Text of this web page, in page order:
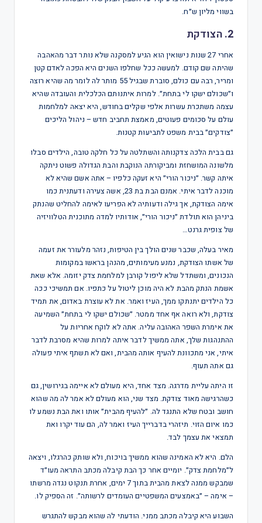
בשווי מליון ש״ח.
2. הצודקת
אחרי 27 שנות נישואין הוא הגיע למסקנה שלא נותר דבר מהאהבה
שהיתה שם קודם. למעשה ככל שחלפו השנים היא הפכה לאדם קטן
ומריר, רבה עם כולם, סוברת שבגיל 55 מותר לה לומר מה שהיא רוצה
ו״שכולם ישקו לי בתחת״. למרות איתנותם הכלכלית והעובדה שהיא
עצמה משתכרת עשרות אלפי שקלים בחודש, היא יצאה למלחמות
עולם על סכומים פעוטים, מאמצת תחביב חדש – ניהול הליכים
״צודקים״ בבית משפט לתביעות קטנות.
גם בבית הלכה צדקנותה והשתלטה על כל חלקה טובה, הילדים סבלו
מלשונה המושחזת ומביקורתה הנוקבת והבת הגדולה פשוט ניתקה
איתה קשר. ״ניכור הורי״ היא זעקה כלפיו – אתה אשם שהיא לא
מוכנה לדבר איתי. אמנם הבת בת 23, אשה צעירה ודעתנית כמו
אימה הצודקת, אך גילה ודעותיה לא הפריעו לאימה להחליט שהנתק
ביניהן הוא תולדת ״ניכור הורי״, אודותיו למדה מתוכנית הטלוויזיה
של צופית גרנט…
מאיר בעלה, שכבר שנים הולך בין הטיפות, נזהר מלעורר את זעמה
של אשתו הצודקת, נמנע מעימותים, מהנהן בראשו במקומות
הנכונים, ומשתדל שלא ליפול קורבן למלחמת צדק יזומה. אלא שאת
אשמת הנתק מהבת לא היה מוכן ליטול על כתפיו. אם תמשיכי ככה
כל הילדים יתנתקו ממך, העיז ואמר. את לא עוצרת באדום, את תמיד
צודקת, ולא רואה אף אחד ממטר. ״שכולם ישקו לי בתחת״ השמיעה
את אימרת השפר האהובה עליה. אתה לא לוקח אחריות על
ההתנהגות שלך, אתה ממשיך לדבר איתה למרות שהיא מסרבת לדבר
איתי, אני מתכוונת להעיף אותה מהבית, ואם לא תשתף איתי פעולה
גם אתה תעוף.
זו היתה עליית מדרגה. מצד אחד, היא מעולם לא איימה בגירושין, גם
כשהרגישה מאוד צודקת. מצד שני, הוא מעולם לא אמר לה מה שהוא
חושב ובטח שלא התנגד לה. ״להעיף מהבית״ אותו ואת הבת נשמע לו
כמו איום הזוי. תיזהרי בדברייך העיז ואמר לה, הם עוד יקרו ואת
תמצאי את עצמך לבד.
הלם. היא לא האמינה שהוא ממשיך בויכוח, ולא שותק כהרגלו, ויצאה
ל״מלחמת צדק״. יומיים אחר כך הבת קיבלה מכתב התראה מעו״ד
שמבקש ממנה לצאת מהבית בתוך 7 ימים, אחרת תנקוט נגדה מרשתו
– אימה – ״באמצעים המשפטיים העומדים לרשותה״. זה הספיק לו.
השבוע היא קיבלה מכתב ממני. הודעתי לה שהוא מבקש להתגרש